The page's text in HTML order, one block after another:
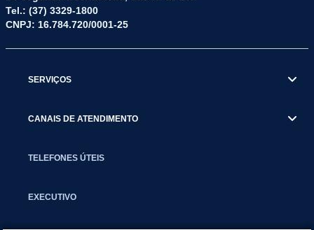
Tel.: (37) 3329-1800
CNPJ: 16.784.720/0001-25
SERVIÇOS
CANAIS DE ATENDIMENTO
TELEFONES ÚTEIS
EXECUTIVO